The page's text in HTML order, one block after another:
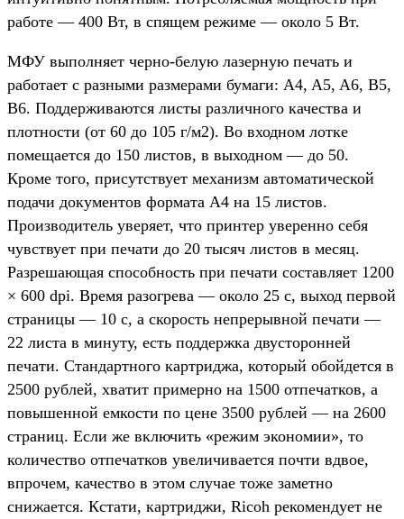
работе — 400 Вт, в спящем режиме — около 5 Вт.
МФУ выполняет черно-белую лазерную печать и
работает с разными размерами бумаги: A4, A5, A6, B5,
B6. Поддерживаются листы различного качества и
плотности (от 60 до 105 г/м2). Во входном лотке
помещается до 150 листов, в выходном — до 50.
Кроме того, присутствует механизм автоматической
подачи документов формата А4 на 15 листов.
Производитель уверяет, что принтер уверенно себя
чувствует при печати до 20 тысяч листов в месяц.
Разрешающая способность при печати составляет 1200
× 600 dpi. Время разогрева — около 25 с, выход первой
страницы — 10 с, а скорость непрерывной печати —
22 листа в минуту, есть поддержка двусторонней
печати. Стандартного картриджа, который обойдется в
2500 рублей, хватит примерно на 1500 отпечатков, а
повышенной емкости по цене 3500 рублей — на 2600
страниц. Если же включить «режим экономии», то
количество отпечатков увеличивается почти вдвое,
впрочем, качество в этом случае тоже заметно
снижается. Кстати, картриджи, Ricoh рекомендует не